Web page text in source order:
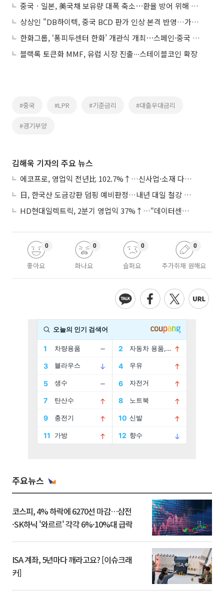
중국ㆍ일본, 美국채 보유량 대폭 축소⋯환율 방어 위해 달러자산 매각
상상인 "DB하이텍, 중국 BCD 판가 인상 본격 반영…가격 상승 사이클 기대"
한화그룹, ‘퐁피두센터 한화’ 개관식 개최⋯스페인·중국 이어 세 번째
블랙록 토큰화 MMF, 유럽 시장 진출∙∙∙스테이블코인 확장
#중국 #LPR #기준금리 #대출우대금리
#경기부양
김해욱 기자의 주요 뉴스
에코프로, 영업익 전년比 102.7%↑…신사업·소재 다각화 박차
日, 한국산 도금강판 덤핑 예비판정…내년 대일 철강 수출 ‘빨간불’
HD현대일렉트릭, 2분기 영업익 37%↑…“데이터센터 사업, 새로운 성장 축”
좋아요
0
화나요
0
슬퍼요
0
추가취재 원해요
0
주요뉴스
코스피, 4% 하락에 6270선 마감…삼전
·SK하닉 '와르르' 각각 6%·10%대 급락
ISA 계좌, 5년마다 깨라고요? [이슈크래
커]